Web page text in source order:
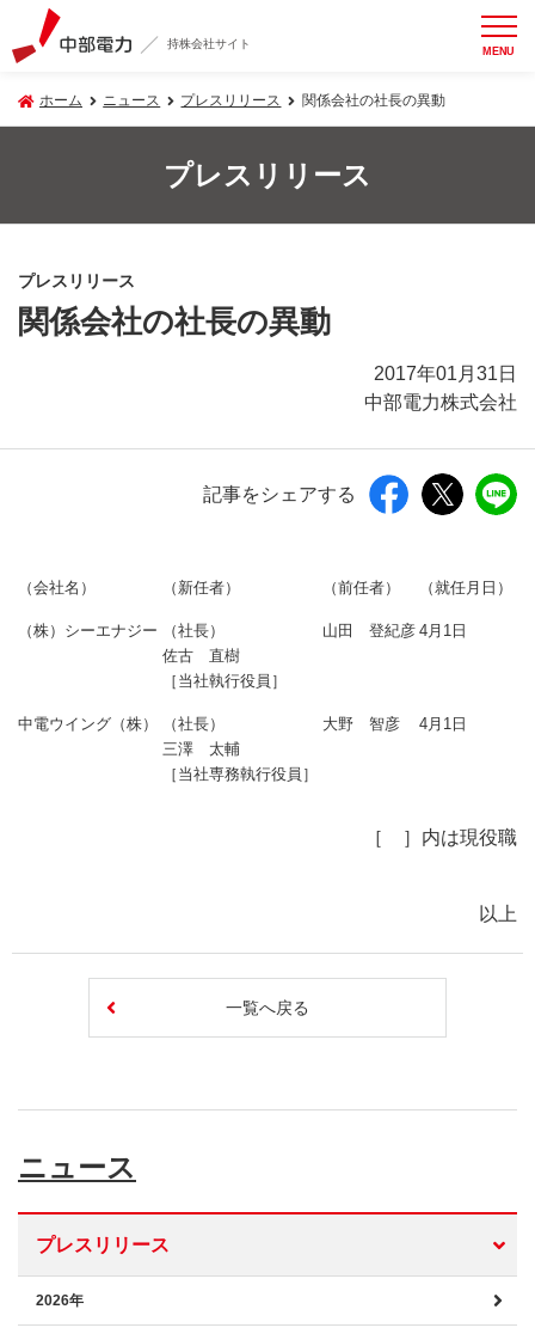
持株会社サイト MENU
ホーム ニュース プレスリリース 関係会社の社長の異動
プレスリリース
プレスリリース
関係会社の社長の異動
2017年01月31日
中部電力株式会社
記事をシェアする
（会社名） （新任者） （前任者） （就任月日）
（株）シーエナジー
（社長）
佐古 直樹
［当社執行役員］
山田 登紀彦 4月1日
中電ウイング（株）
（社長）
三澤 太輔
［当社専務執行役員］
大野 智彦 4月1日
［ ］内は現役職
以上
一覧へ戻る
ニュース
プレスリリース
2026年